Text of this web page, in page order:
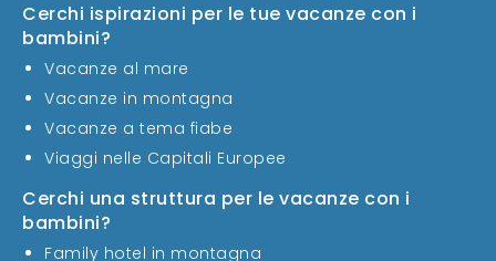
Cerchi ispirazioni per le tue vacanze con i
bambini?
Vacanze al mare
Vacanze in montagna
Vacanze a tema fiabe
Viaggi nelle Capitali Europee
Cerchi una struttura per le vacanze con i
bambini?
Family hotel in montagna